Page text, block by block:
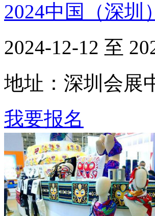
2024中国（深圳
2024-12-12 至
地址：深圳会展
我要报名